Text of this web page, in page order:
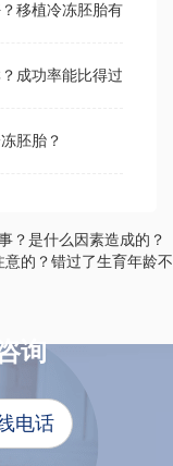
移植冷冻胚胎有什么好
成功率能比得过鲜胚移
胚胎？
？是什么因素造成的？
的？错过了生育年龄不
询
电话